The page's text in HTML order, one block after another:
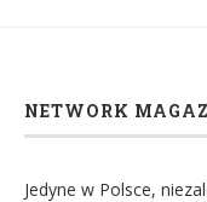
NETWORK
Jedyne w Polsce,